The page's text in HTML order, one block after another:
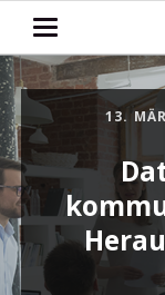
13.